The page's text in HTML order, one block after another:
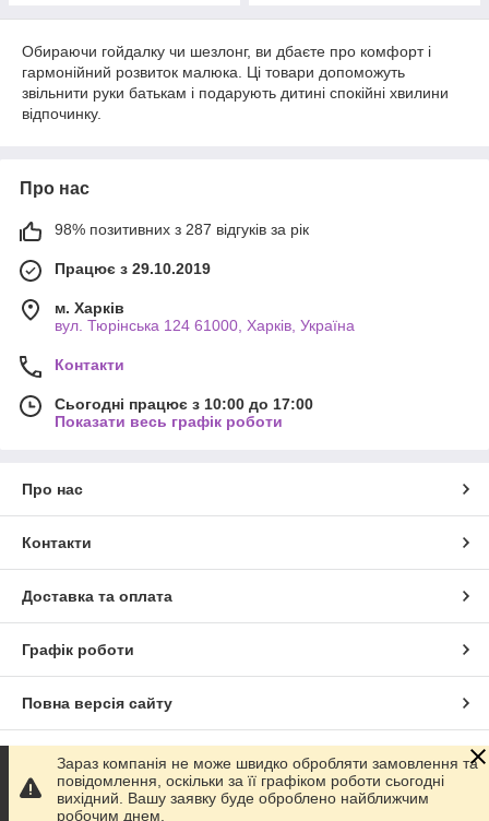
Обираючи гойдалку чи шезлонг, ви дбаєте про комфорт і
гармонійний розвиток малюка. Ці товари допоможуть
звільнити руки батькам і подарують дитині спокійні хвилини
відпочинку.
Про нас
98% позитивних з 287 відгуків за рік
Працює з 29.10.2019
м. Харків
вул. Тюрінська 124 61000, Харків, Україна
Контакти
Сьогодні працює з 10:00 до 17:00
Показати весь графік роботи
Про нас
Контакти
Доставка та оплата
Графік роботи
Повна версія сайту
Сайт створено на маркетплейсі Prom.ua
Політика конфіденційності
Зараз компанія не може швидко обробляти замовлення та
повідомлення, оскільки за її графіком роботи сьогодні
вихідний. Вашу заявку буде оброблено найближчим
робочим днем.